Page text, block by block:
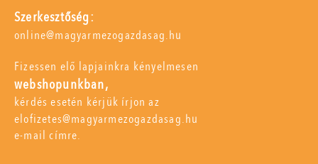
Szerkesztőség:
online@magyarmezogazdasag.hu
Fizessen elő lapjainkra kényelmesen
webshopunkban,
kérdés esetén kérjük írjon az
elofizetes@magyarmezogazdasag.hu
e-mail címre.